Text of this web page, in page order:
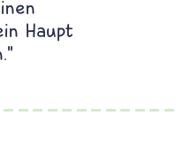
Haupt